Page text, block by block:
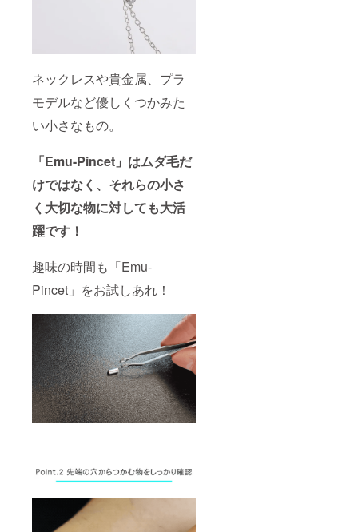
ネックレスや貴金属、プラ
モデルなど優しくつかみた
い小さなもの。
「Emu-Pincet」はムダ毛だ
けではなく、それらの小さ
く大切な物に対しても大活
躍です！
趣味の時間も「Emu-
Pincet」をお試しあれ！